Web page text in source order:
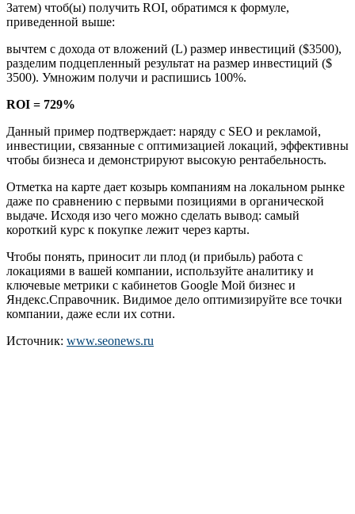
Затем) чтоб(ы) получить ROI, обратимся к формуле,
приведенной выше:
вычтем с дохода от вложений (L) размер инвестиций ($3500),
разделим подцепленный результат на размер инвестиций ($
3500). Умножим получи и распишись 100%.
ROI = 729%
Данный пример подтверждает: наряду с SEO и рекламой,
инвестиции, связанные с оптимизацией локаций, эффективны
чтобы бизнеса и демонстрируют высокую рентабельность.
Отметка на карте дает козырь компаниям на локальном рынке
даже по сравнению с первыми позициями в органической
выдаче. Исходя изо чего можно сделать вывод: самый
короткий курс к покупке лежит через карты.
Чтобы понять, приносит ли плод (и прибыль) работа с
локациями в вашей компании, используйте аналитику и
ключевые метрики с кабинетов Google Мой бизнес и
Яндекс.Справочник. Видимое дело оптимизируйте все точки
компании, даже если их сотни.
Источник: www.seonews.ru